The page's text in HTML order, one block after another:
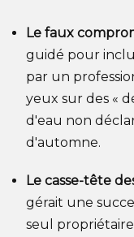
Le faux
guidé pour
par un
yeux sur des «
d'eau non
d'automne.
Le casse-tête
gérait une
seul propriétaire